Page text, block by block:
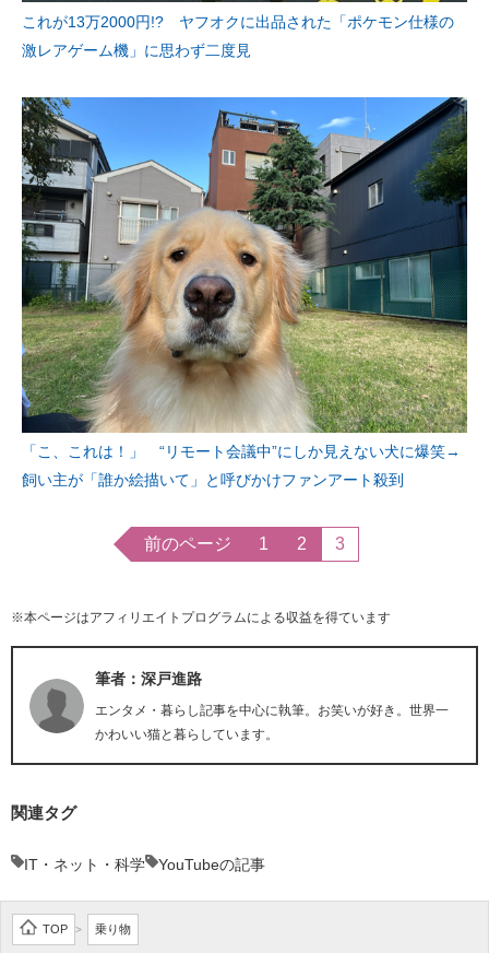
これが13万2000円!? ヤフオクに出品された「ポケモン仕様の
激レアゲーム機」に思わず二度見
「こ、これは！」 “リモート会議中”にしか見えない犬に爆笑→
飼い主が「誰か絵描いて」と呼びかけファンアート殺到
前のページ 1 2 3
※本ページはアフィリエイトプログラムによる収益を得ています
筆者：深戸進路
エンタメ・暮らし記事を中心に執筆。お笑いが好き。世界一
かわいい猫と暮らしています。
関連タグ
IT・ネット・科学 YouTubeの記事
TOP > 乗り物